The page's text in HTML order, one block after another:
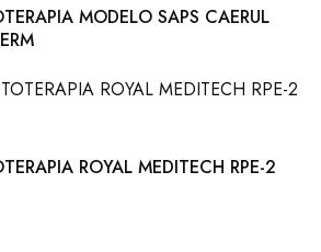
MODELO SAPS CAERUL
ROYAL MEDITECH RPE-2